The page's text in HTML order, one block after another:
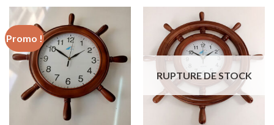
Promo !
RUPTURE DE STOCK